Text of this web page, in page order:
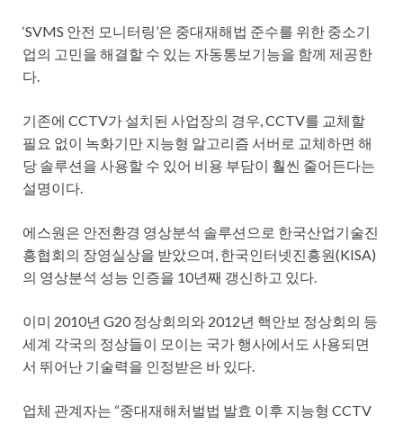
‘SVMS 안전 모니터링’은 중대재해법 준수를 위한 중소기
업의 고민을 해결할 수 있는 자동통보기능을 함께 제공한
다.
기존에 CCTV가 설치된 사업장의 경우, CCTV를 교체할
필요 없이 녹화기만 지능형 알고리즘 서버로 교체하면 해
당 솔루션을 사용할 수 있어 비용 부담이 훨씬 줄어든다는
설명이다.
에스원은 안전환경 영상분석 솔루션으로 한국산업기술진
흥협회의 장영실상을 받았으며, 한국인터넷진흥원(KISA)
의 영상분석 성능 인증을 10년째 갱신하고 있다.
이미 2010년 G20 정상회의와 2012년 핵안보 정상회의 등
세계 각국의 정상들이 모이는 국가 행사에서도 사용되면
서 뛰어난 기술력을 인정받은 바 있다.
업체 관계자는 “중대재해처벌법 발효 이후 지능형 CCTV